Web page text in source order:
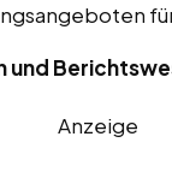
und
Anzeige